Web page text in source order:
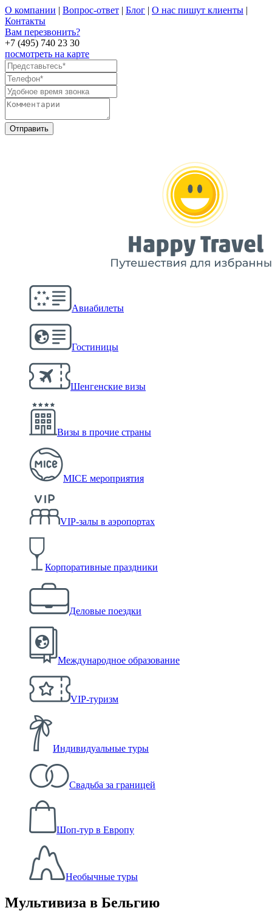
О компании | Вопрос-ответ | Блог | О нас пишут клиенты |
Контакты
Вам перезвонить?
+7 (495) 740 23 30
посмотреть на карте
Авиабилеты
Гостиницы
Шенгенские визы
Визы в прочие страны
MICE мероприятия
VIP-залы в аэропортах
Корпоративные праздники
Деловые поездки
Международное образование
VIP-туризм
Индивидуальные туры
Свадьба за границей
Шоп-тур в Европу
Необычные туры
Мультивиза в Бельгию